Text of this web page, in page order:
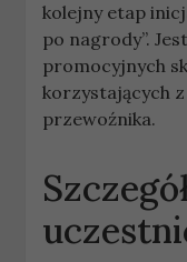
kolejny etap
po nagrody”.
promocyjnych
korzystających z
przewoźnika.